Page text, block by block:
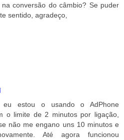
conversão do câmbio? Se puder
sentido, agradeço,
eu estou o usando o AdPhone
o limite de 2 minutos por ligação,
não me engano uns 10 minutos e
Até agora funcionou